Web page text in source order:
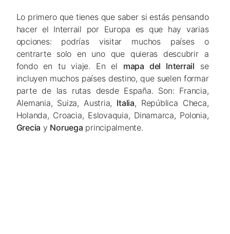
Lo primero que tienes que saber si estás pensando
hacer el Interrail por Europa es que hay varias
opciones: podrías visitar muchos países o
centrarte solo en uno que quieras descubrir a
fondo en tu viaje. En el mapa del Interrail se
incluyen muchos países destino, que suelen formar
parte de las rutas desde España. Son: Francia,
Alemania, Suiza, Austria, Italia, República Checa,
Holanda, Croacia, Eslovaquia, Dinamarca, Polonia,
Grecia y Noruega principalmente.